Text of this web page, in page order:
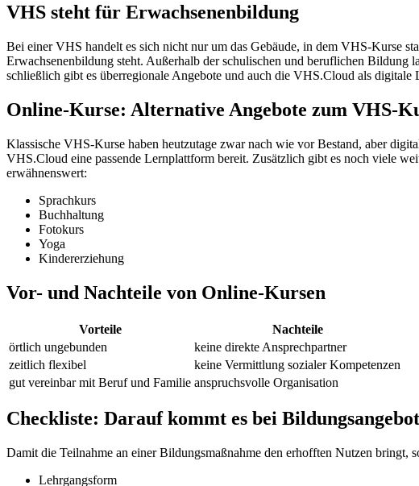
VHS steht für Erwachsenenbildung
Bei einer VHS handelt es sich nicht nur um das Gebäude, in dem VHS-Kurse
Erwachsenenbildung steht. Außerhalb der schulischen und beruflichen Bildung
schließlich gibt es überregionale Angebote und auch die VHS.Cloud als digitale
Online-Kurse: Alternative Angebote zum VHS-
Klassische VHS-Kurse haben heutzutage zwar nach wie vor Bestand, aber
VHS.Cloud eine passende Lernplattform bereit. Zusätzlich gibt es noch viele
erwähnenswert:
Sprachkurs
Buchhaltung
Fotokurs
Yoga
Kindererziehung
Vor- und Nachteile von Online-Kursen
Vorteile
Nachteile
örtlich ungebunden
keine direkte Ansprechpartner
zeitlich flexibel
keine Vermittlung sozialer Kompetenzen
gut vereinbar mit Beruf und Familie anspruchsvolle Organisation
Checkliste: Darauf kommt es bei
Damit die Teilnahme an einer Bildungsmaßnahme den erhofften Nutzen bringt,
Lehrgangsform